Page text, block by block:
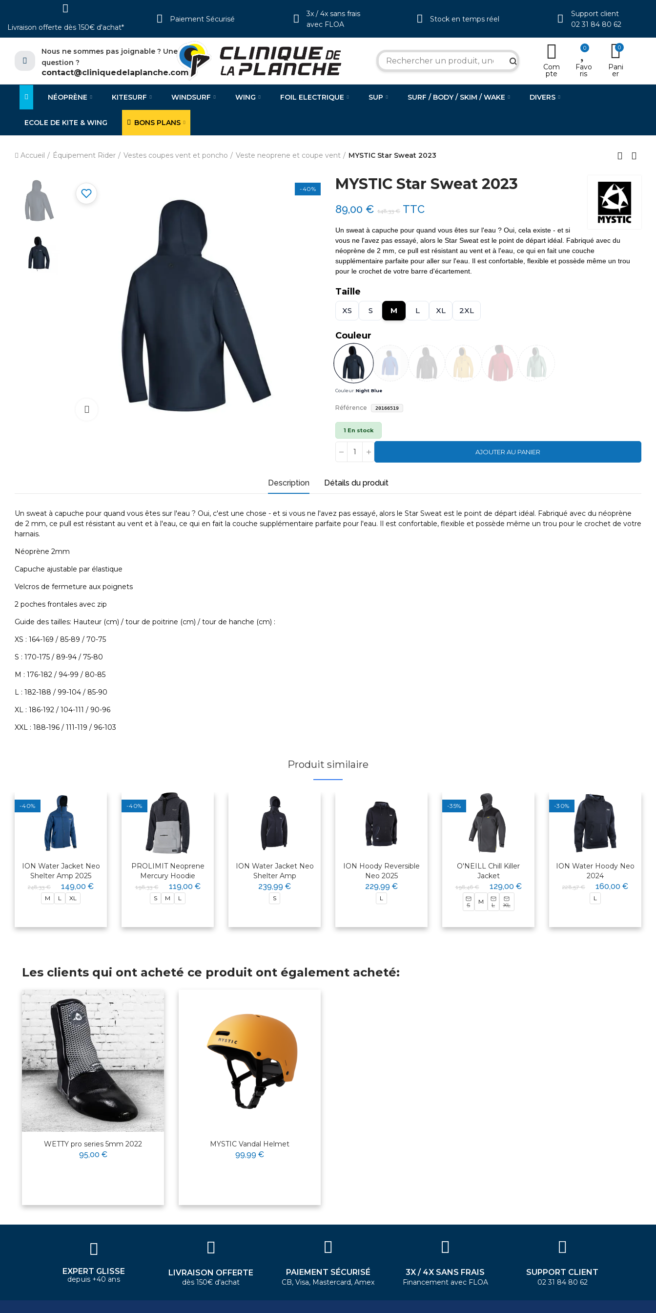
Livraison offerte dès 150€ d'achat*
Paiement Sécurisé
3x / 4x sans frais
avec FLOA
Stock en temps réel
Support client
02 31 84 80 62
Nous ne sommes pas joignable ? Une
question ?
contact@cliniquedelaplanche.com
search Com
pte
0
Favo
ris
0
Pani
er
NÉOPRÈNE KITESURF WINDSURF WING FOIL ELECTRIQUE SUP SURF / BODY / SKIM / WAKE DIVERS
ECOLE DE KITE & WING BONS PLANS
Accueil Équipement Rider Vestes coupes vent et poncho Veste neoprene et coupe vent MYSTIC Star Sweat 2023
-40%
Cliquez pour agrandir
MYSTIC Star Sweat 2023
89,00 € 148,33 € TTC
Un sweat à capuche pour quand vous êtes sur l'eau ? Oui, cela existe - et si
vous ne l'avez pas essayé, alors le Star Sweat est le point de départ idéal. Fabriqué avec du
néoprène de 2 mm, ce pull est résistant au vent et à l'eau, ce qui en fait une couche
supplémentaire parfaite pour aller sur l'eau. Il est confortable, flexible et possède même un trou
pour le crochet de votre barre d'écartement.
Taille
XS S M L XL 2XL
Couleur
Couleur :Night Blue
Référence 20166519
1 En stock
AJOUTER AU PANIER
Description Détails du produit
Un sweat à capuche pour quand vous êtes sur l'eau ? Oui, c'est une chose - et si vous ne l'avez pas essayé, alors le Star Sweat est le point de départ idéal. Fabriqué avec du néoprène
de 2 mm, ce pull est résistant au vent et à l'eau, ce qui en fait la couche supplémentaire parfaite pour l'eau. Il est confortable, flexible et possède même un trou pour le crochet de votre
harnais.
Néoprène 2mm
Capuche ajustable par élastique
Velcros de fermeture aux poignets
2 poches frontales avec zip
Guide des tailles: Hauteur (cm) / tour de poitrine (cm) / tour de hanche (cm) :
XS : 164-169 / 85-89 / 70-75
S : 170-175 / 89-94 / 75-80
M : 176-182 / 94-99 / 80-85
L : 182-188 / 99-104 / 85-90
XL : 186-192 / 104-111 / 90-96
XXL : 188-196 / 111-119 / 96-103
Produit similaire
-40%
ION Water Jacket Neo
Shelter Amp 2025
248,33 € 149,00 €
M L XL
-40%
PROLIMIT Neoprene
Mercury Hoodie
198,33 € 119,00 €
S M L
ION Water Jacket Neo
Shelter Amp
239,99 €
S
ION Hoody Reversible
Neo 2025
229,99 €
L
-35%
O'NEILL Chill Killer
Jacket
198,46 € 129,00 €
S M L XL
-30%
ION Water Hoody Neo
2024
228,57 € 160,00 €
L
Les clients qui ont acheté ce produit ont également acheté:
WETTY pro series 5mm 2022
95,00 €
MYSTIC Vandal Helmet
99,99 €
Bonjour ! Je suis votre expert
EXPERT GLISSE
depuis +40 ans
LIVRAISON OFFERTE
dès 150€ d'achat
PAIEMENT SÉCURISÉ
CB, Visa, Mastercard, Amex
3X / 4X SANS FRAIS
Financement avec FLOA
SUPPORT CLIENT
02 31 84 80 62